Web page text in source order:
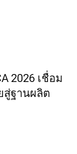
2026 เชื่อม
สู่ฐานผลิต